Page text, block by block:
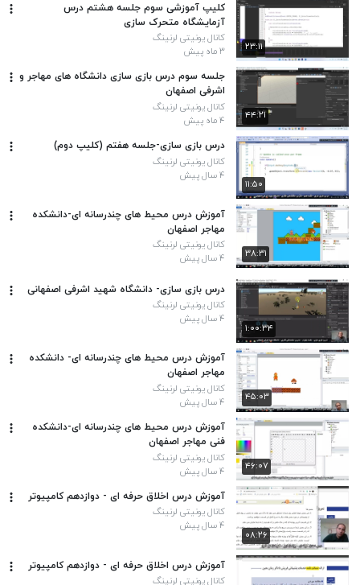
۲۳:۱۱
کلیپ آموزشی سوم جلسه هشتم درس
آزمایشگاه متحرک سازی
کانال یونیتی لرنینگ
۳ ماه پیش
۴۴:۲۱
جلسه سوم درس بازی سازی دانشگاه های مهاجر و
اشرفی اصفهان
کانال یونیتی لرنینگ
۴ ماه پیش
۱۱:۵۰
درس بازی سازی-جلسه هفتم (کلیپ دوم)
کانال یونیتی لرنینگ
۴ سال پیش
۳۸:۳۱
آموزش درس محیط های چندرسانه ای-دانشکده
مهاجر اصفهان
کانال یونیتی لرنینگ
۴ سال پیش
۱:۰۰:۳۴
درس بازی سازی- دانشگاه شهید اشرفی اصفهانی
کانال یونیتی لرنینگ
۴ سال پیش
۴۵:۰۳
آموزش درس محیط های چندرسانه ای- دانشکده
مهاجر اصفهان
کانال یونیتی لرنینگ
۴ سال پیش
۴۶:۰۷
آموزش درس محیط های چندرسانه ای-دانشکده
فنی مهاجر اصفهان
کانال یونیتی لرنینگ
۴ سال پیش
۰۸:۲۶
آموزش درس اخلاق حرفه ای - دوازدهم کامپیوتر
کانال یونیتی لرنینگ
۴ سال پیش
آموزش درس اخلاق حرفه ای - دوازدهم کامپیوتر
کانال یونیتی لرنینگ